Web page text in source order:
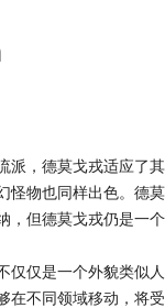
派，德莫戈戎适应了
怪物也同样出色。德
，但德莫戈戎仍是一个
仅仅是一个外貌类似
在不同领域移动，将